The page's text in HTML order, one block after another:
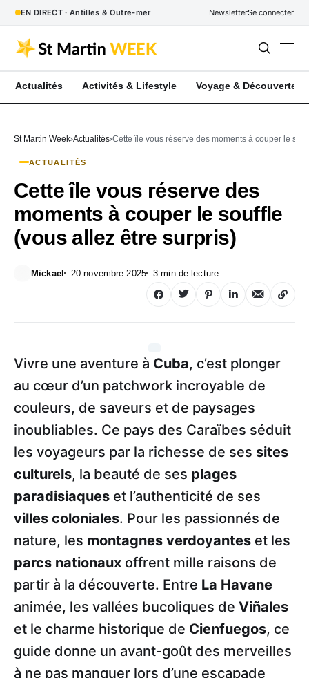
EN DIRECT · Antilles & Outre-mer NewsletterSe connecter
Actualités Activités & Lifestyle Voyage & Découverte
St Martin Week Actualités Cette île vous réserve des moments à couper le
ACTUALITÉS
Cette île vous réserve des
moments à couper le souffle
(vous allez être surpris)
Mickael 20 novembre 2025 3 min de lecture
Vivre une aventure à Cuba, c’est plonger
au cœur d’un patchwork incroyable de
couleurs, de saveurs et de paysages
inoubliables. Ce pays des Caraïbes séduit
les voyageurs par la richesse de ses sites
culturels, la beauté de ses plages
paradisiaques et l’authenticité de ses
villes coloniales. Pour les passionnés de
nature, les montagnes verdoyantes et les
parcs nationaux offrent mille raisons de
partir à la découverte. Entre La Havane
animée, les vallées bucoliques de Viñales
et le charme historique de Cienfuegos, ce
guide donne un avant-goût des merveilles
à ne pas manquer lors d’une escapade